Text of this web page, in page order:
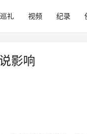
礼 视频 纪录
影响